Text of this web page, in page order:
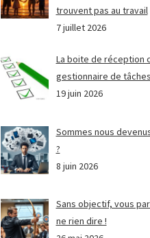
trouvent pas au travail
7 juillet 2026
La boite de réception
gestionnaire de
19 juin 2026
Sommes nous
?
8 juin 2026
Sans objectif, vous
ne rien dire !